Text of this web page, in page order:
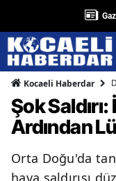
Kocaeli Haberdar
Şok
Ardından
Orta Doğu'da
hava saldırısı